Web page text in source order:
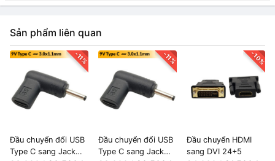
Sản phẩm liên quan
-11%
Đầu chuyển đổi USB
Type C sang Jack
-11%
Đầu chuyển đổi USB
Type C sang Jack
-10%
Đầu chuyển HDMI
sang DVI 24+5